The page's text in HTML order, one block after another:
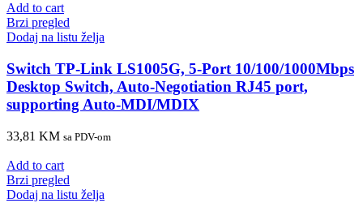
Add to cart
Brzi pregled
Dodaj na listu želja
Switch TP-Link LS1005G, 5-Port 10/100/1000Mbps
Desktop Switch, Auto-Negotiation RJ45 port,
supporting Auto-MDI/MDIX
33,81 KM sa PDV-om
Add to cart
Brzi pregled
Dodaj na listu želja